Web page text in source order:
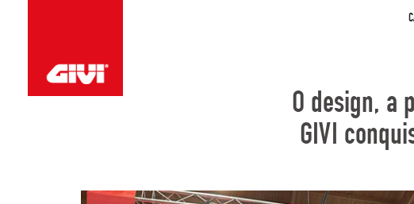
O design, a
GIVI